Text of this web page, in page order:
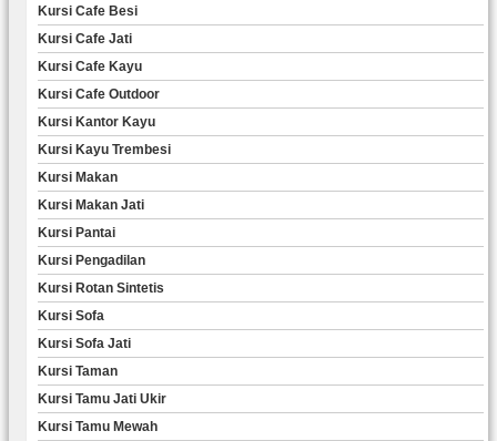
Kursi Cafe Besi
Kursi Cafe Jati
Kursi Cafe Kayu
Kursi Cafe Outdoor
Kursi Kantor Kayu
Kursi Kayu Trembesi
Kursi Makan
Kursi Makan Jati
Kursi Pantai
Kursi Pengadilan
Kursi Rotan Sintetis
Kursi Sofa
Kursi Sofa Jati
Kursi Taman
Kursi Tamu Jati Ukir
Kursi Tamu Mewah